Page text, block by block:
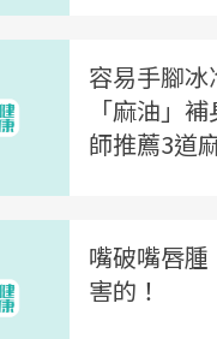
容易手腳
「麻油」
師推薦3道
嘴破嘴唇
害的！